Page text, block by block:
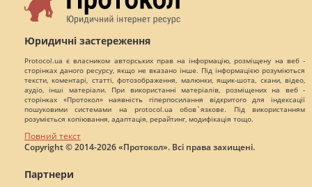
Юридичні застереження
Protocol.ua є власником авторських прав на інформацію, розміщену на веб -
сторінках даного ресурсу, якщо не вказано інше. Під інформацією розуміються
тексти, коментарі, статті, фотозображення, малюнки, ящик-шота, скани, відео,
аудіо, інші матеріали. При використанні матеріалів, розміщених на веб -
сторінках «Протокол» наявність гіперпосилання відкритого для індексації
пошуковими системами на protocol.ua обов`язкове. Під використанням
розуміється копіювання, адаптація, рерайтинг, модифікація тощо.
Повний текст
Copyright © 2014-2026 «Протокол». Всі права захищені.
Партнери